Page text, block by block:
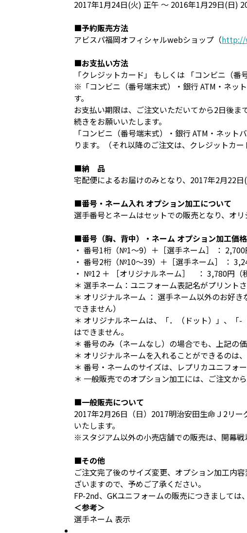
2017年1月24日(火) 正午 ～ 2016年1月29日(日)
■予約販売方法
アビスパ福岡オフィシャルwebショップ（http://
■お支払い方法
「クレジットカード」 もしくは 「コンビニ（
※「コンビニ（番号端末式）・銀行 ATM・ネッ
す。
お支払い期限は、ご注文いただいてから2日後
続きをお願いいたします。
「コンビニ（番号端末式）・銀行 ATM・ネッ
ります。（それ以降のご注文は、クレジットカー
■納 品
宅配便によるお届けのみとなり、2017年2月22
■番号・ネーム入れ オプション加工について
選手番号とネームはセットでの販売となり、オ
■番号（胸、背中）・ネーム オプション加工価格
・ 番号1桁（№1～9）＋［選手ネーム］ ：
・ 番号2桁（№10～39）＋［選手ネーム］ ：
・ №12 ＋ ［オリジナルネーム］ ： 3,780円（
＊ 選手ネーム：ユニフォーム表記名がプリント
＊ オリジナルネーム ： 選手ネーム以外のお好
できません）
＊ オリジナルネームは、「．（ドット）」、
はできません。
＊ 番号のみ（ネームなし）の場合でも、上記の価
＊ オリジナルネームを入れることができるのは
＊ 番号・ネームのサイズは、レプリカユニフォ
＊ 一般販売でのオプション加工には、ご注文か
■一般販売について
2017年2月26日（日）2017明治安田生命Ｊ2リ
いたします。
※スタジアム以外の小売店舗での販売は、開幕戦
■その他
ご注文完了後のサイズ変更、オプション加工内
ざいますので、予めご了承ください。
FP-2nd、GKユニフォームの販売につきましては
＜参考＞
選手ネーム 表示